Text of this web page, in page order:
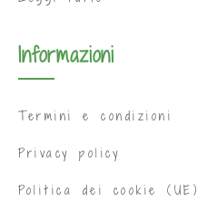
Informazioni
Termini e condizioni
Privacy policy
Politica dei cookie (UE)